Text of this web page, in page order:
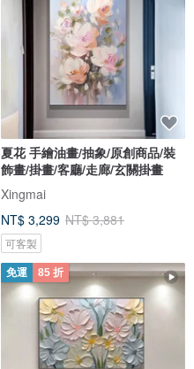
夏花 手繪油畫/抽象/原創商品/裝
飾畫/掛畫/客廳/走廊/玄關掛畫
Xingmai
NT$ 3,299 NT$ 3,881
可客製
免運 85 折